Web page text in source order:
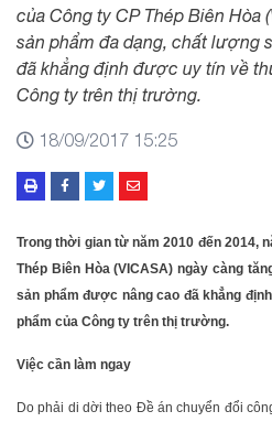
của Công ty CP Thép Biên Hòa
sản phẩm đa dạng, chất lượng
đã khẳng định được uy tín về
Công ty trên thị trường.
18/09/2017 15:25
Trong thời gian từ năm 2010 đến 2014,
Thép Biên Hòa (VICASA) ngày càng
sản phẩm được nâng cao đã khẳng
phẩm của Công ty trên thị trường.
Việc cần làm ngay
Do phải di dời theo Đề án chuyển đổi